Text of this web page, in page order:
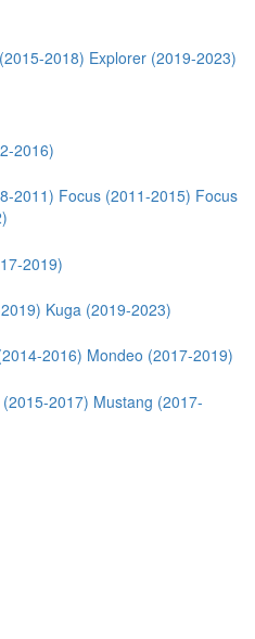
2018) Explorer (2019-2023)
2016)
2011) Focus (2011-2015) Focus
2019)
Kuga (2019-2023)
2016) Mondeo (2017-2019)
2017) Mustang (2017-